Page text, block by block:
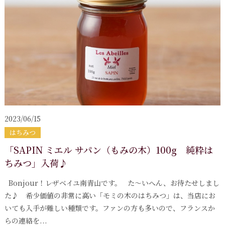
2023/06/15
はちみつ
「SAPIN ミエル サパン（もみの木）100g 純粋は
ちみつ」入荷♪
Bonjour！レザベイユ南青山です。 た～いへん、お待たせしまし
た♪ 希少価値の非常に高い「モミの木のはちみつ」は、当店にお
いても入手が難しい種類です。ファンの方も多いので、フランスか
らの連絡を...